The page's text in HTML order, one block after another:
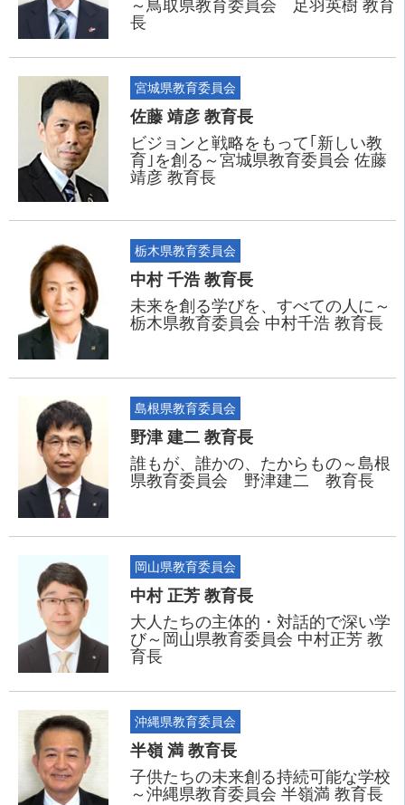
～鳥取県教育委員会 足羽英樹 教育
長
宮城県教育委員会
佐藤 靖彦 教育長
ビジョンと戦略をもって｢新しい教
育｣を創る～宮城県教育委員会 佐藤
靖彦 教育長
栃木県教育委員会
中村 千浩 教育長
未来を創る学びを、すべての人に～
栃木県教育委員会 中村千浩 教育長
島根県教育委員会
野津 建二 教育長
誰もが、誰かの、たからもの～島根
県教育委員会 野津建二 教育長
岡山県教育委員会
中村 正芳 教育長
大人たちの主体的・対話的で深い学
び～岡山県教育委員会 中村正芳 教
育長
沖縄県教育委員会
半嶺 満 教育長
子供たちの未来創る持続可能な学校
～沖縄県教育委員会 半嶺満 教育長